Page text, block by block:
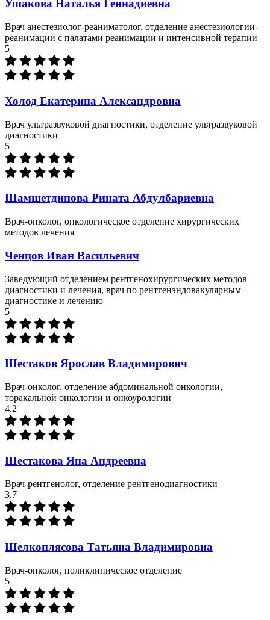
Ушакова Наталья Геннадиевна
Врач анестезиолог-реаниматолог, отделение анестезиологии-
реанимации с палатами реанимации и интенсивной терапии
5
Холод Екатерина Александровна
Врач ультразвуковой диагностики, отделение ультразвуковой
диагностики
5
Шамшетдинова Рината Абдулбариевна
Врач-онколог, онкологическое отделение хирургических
методов лечения
Ченцов Иван Васильевич
Заведующий отделением рентгенохирургических методов
диагностики и лечения, врач по рентгенэндовакулярным
диагностике и лечению
5
Шестаков Ярослав Владимирович
Врач-онколог, отделение абдоминальной онкологии,
торакальной онкологии и онкоурологии
4.2
Шестакова Яна Андреевна
Врач-рентгенолог, отделение рентгенодиагностики
3.7
Шелкоплясова Татьяна Владимировна
Врач-онколог, поликлиническое отделение
5